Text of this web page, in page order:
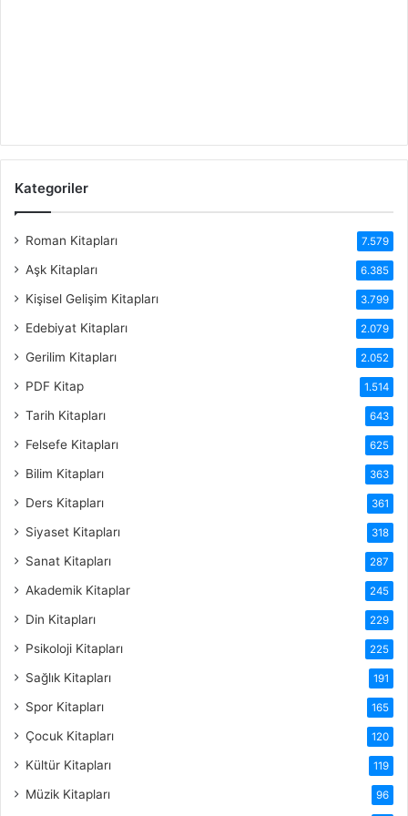
Kategoriler
Roman Kitapları 7.579
Aşk Kitapları 6.385
Kişisel Gelişim Kitapları 3.799
Edebiyat Kitapları 2.079
Gerilim Kitapları 2.052
PDF Kitap 1.514
Tarih Kitapları 643
Felsefe Kitapları 625
Bilim Kitapları 363
Ders Kitapları 361
Siyaset Kitapları 318
Sanat Kitapları 287
Akademik Kitaplar 245
Din Kitapları 229
Psikoloji Kitapları 225
Sağlık Kitapları 191
Spor Kitapları 165
Çocuk Kitapları 120
Kültür Kitapları 119
Müzik Kitapları 96